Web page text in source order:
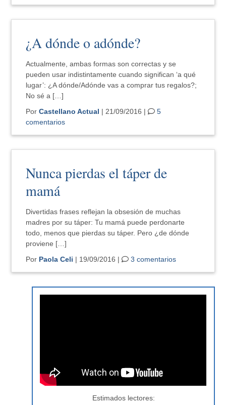
¿A dónde o adónde?
Actualmente, ambas formas son correctas y se
pueden usar indistintamente cuando significan ‘a qué
lugar’: ¿A dónde/Adónde vas a comprar tus regalos?;
No sé a […]
PorCastellano Actual | 21/09/2016 |
5
comentarios
Nunca pierdas el táper de
mamá
Divertidas frases reflejan la obsesión de muchas
madres por su táper: Tu mamá puede perdonarte
todo, menos que pierdas su táper. Pero ¿de dónde
proviene […]
Por Paola Celi | 19/09/2016 | 3 comentarios
Estimados lectores: